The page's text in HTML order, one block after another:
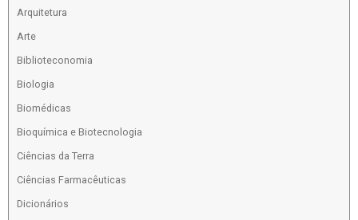
Arquitetura
Arte
Biblioteconomia
Biologia
Biomédicas
Bioquímica e Biotecnologia
Ciências da Terra
Ciências Farmacêuticas
Dicionários